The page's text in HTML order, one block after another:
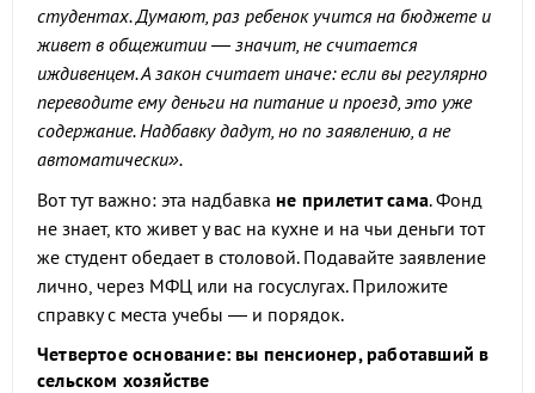
студентах. Думают, раз ребенок учится на бюджете и
живет в общежитии — значит, не считается
иждивенцем. А закон считает иначе: если вы регулярно
переводите ему деньги на питание и проезд, это уже
содержание. Надбавку дадут, но по заявлению, а не
автоматически».
Вот тут важно: эта надбавка не прилетит сама. Фонд
не знает, кто живет у вас на кухне и на чьи деньги тот
же студент обедает в столовой. Подавайте заявление
лично, через МФЦ или на госуслугах. Приложите
справку с места учебы — и порядок.
Четвертое основание: вы пенсионер, работавший в
сельском хозяйстве